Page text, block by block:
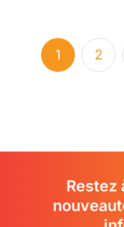
était :
35,000.00$.
17,585.25$.
1 2
Restez